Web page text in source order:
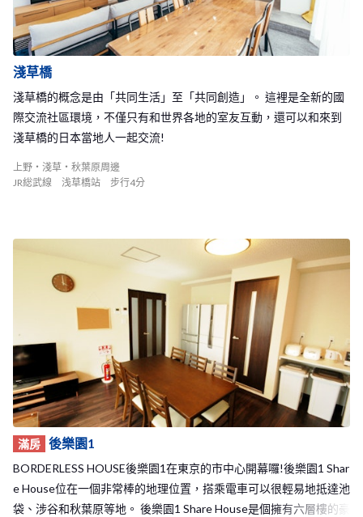
淺草橋
淺草橋的概念是由「共同生活」至「共同創造」。 這裡是全新的國
際交流社區環境，不僅只有和世界各地的室友互動，還可以和來到
淺草橋的日本當地人一起交流!
上野・淺草・秋葉原周邊
JR総武線 浅草橋站 步行4分
滿房 後樂園1
BORDERLESS HOUSE後樂園1在東京的市中心開幕囉!後樂園1 Shar
e House位在一個非常棒的地理位置，搭乘電車可以很輕易地抵達池
袋、涉谷和秋葉原等地。 後樂園1 Share House是個擁有六層樓的豪